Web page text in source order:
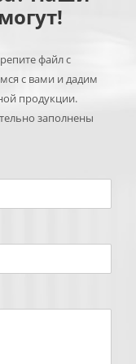
файл с
с вами и дадим
продукции.
заполнены